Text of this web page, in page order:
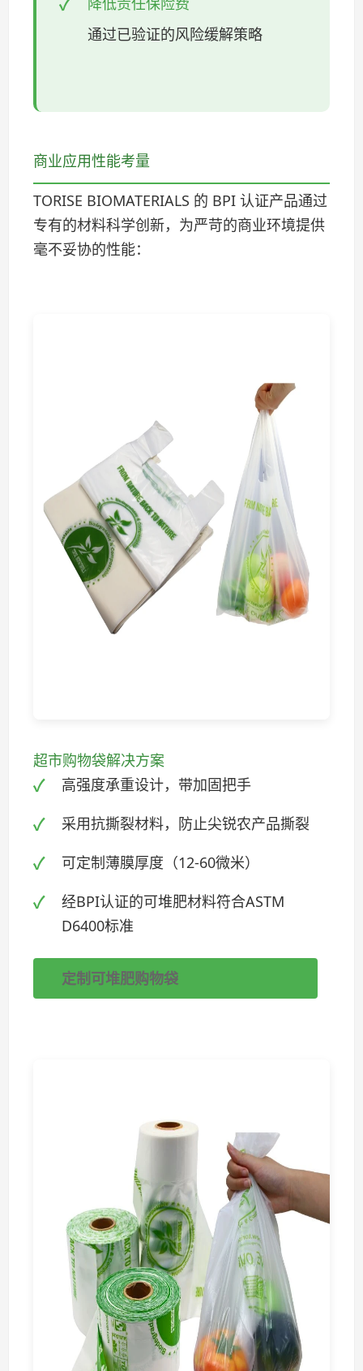
通过已验证的风险缓解策略
商业应用性能考量
TORISE BIOMATERIALS 的 BPI 认证产品通过
专有的材料科学创新，为严苛的商业环境提供
毫不妥协的性能：
超市购物袋解决方案
高强度承重设计，带加固把手
采用抗撕裂材料，防止尖锐农产品撕裂
可定制薄膜厚度（12-60微米）
经BPI认证的可堆肥材料符合ASTM
D6400标准
定制可堆肥购物袋